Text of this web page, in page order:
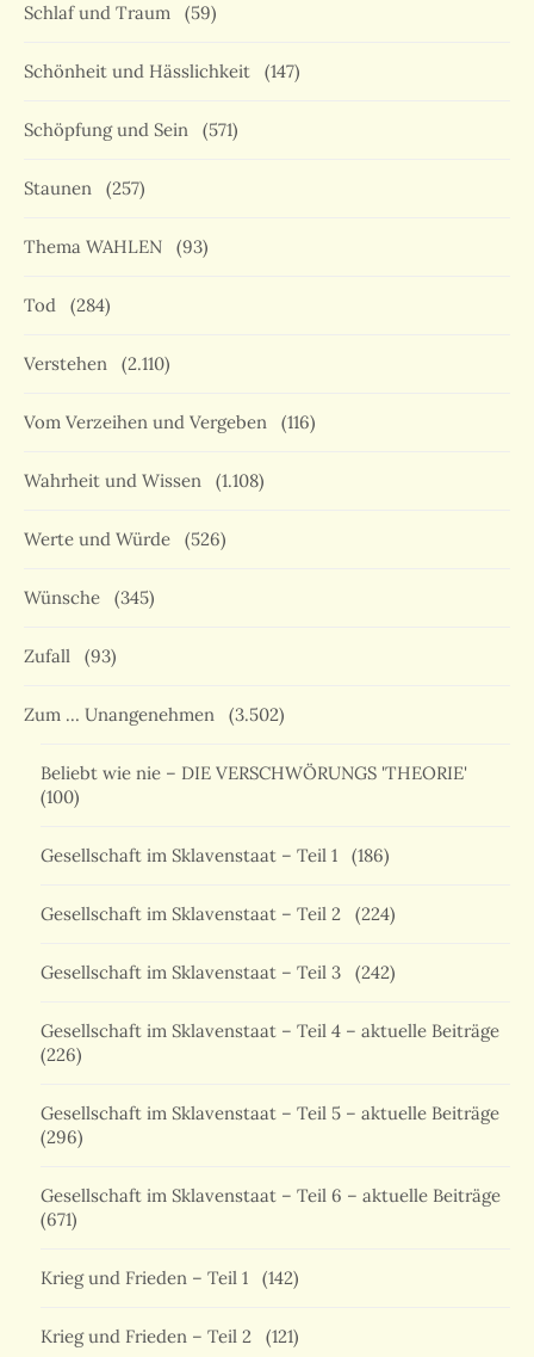
Schlaf und Traum (59)
Schönheit und Hässlichkeit (147)
Schöpfung und Sein (571)
Staunen (257)
Thema WAHLEN (93)
Tod (284)
Verstehen (2.110)
Vom Verzeihen und Vergeben (116)
Wahrheit und Wissen (1.108)
Werte und Würde (526)
Wünsche (345)
Zufall (93)
Zum … Unangenehmen (3.502)
Beliebt wie nie – DIE VERSCHWÖRUNGS 'THEORIE'
(100)
Gesellschaft im Sklavenstaat – Teil 1 (186)
Gesellschaft im Sklavenstaat – Teil 2 (224)
Gesellschaft im Sklavenstaat – Teil 3 (242)
Gesellschaft im Sklavenstaat – Teil 4 – aktuelle Beiträge
(226)
Gesellschaft im Sklavenstaat – Teil 5 – aktuelle Beiträge
(296)
Gesellschaft im Sklavenstaat – Teil 6 – aktuelle Beiträge
(671)
Krieg und Frieden – Teil 1 (142)
Krieg und Frieden – Teil 2 (121)